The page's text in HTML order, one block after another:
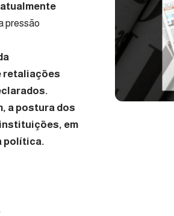
pressão
retaliações
a postura dos
em
política.